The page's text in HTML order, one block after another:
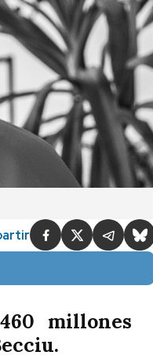
millones